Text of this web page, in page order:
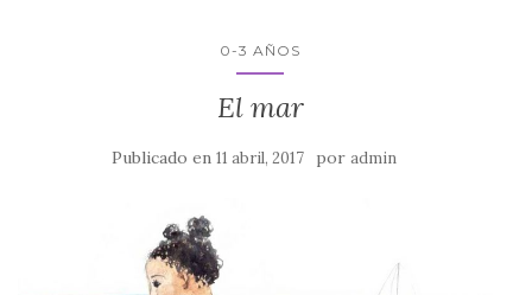
0-3 AÑOS
El mar
Publicado en 11 abril, 2017 por admin